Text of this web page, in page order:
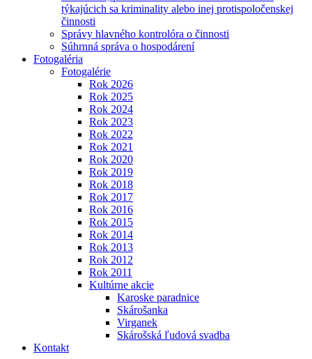
týkajúcich sa kriminality alebo inej protispoločenskej
činnosti
Správy hlavného kontrolóra o činnosti
Súhrnná správa o hospodárení
Fotogaléria
Fotogalérie
Rok 2026
Rok 2025
Rok 2024
Rok 2023
Rok 2022
Rok 2021
Rok 2020
Rok 2019
Rok 2018
Rok 2017
Rok 2016
Rok 2015
Rok 2014
Rok 2013
Rok 2012
Rok 2011
Kultúrne akcie
Karoske paradnice
Skárošanka
Virganek
Skárošská ľudová svadba
Kontakt